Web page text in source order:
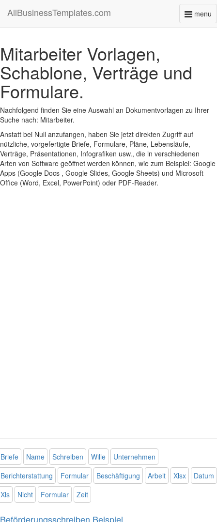
menu
AllBusinessTemplates.com
Mitarbeiter Vorlagen,
Schablone, Verträge und
Formulare.
Nachfolgend finden Sie eine Auswahl an Dokumentvorlagen zu Ihrer
Suche nach: Mitarbeiter.
Anstatt bei Null anzufangen, haben Sie jetzt direkten Zugriff auf
nützliche, vorgefertigte Briefe, Formulare, Pläne, Lebensläufe,
Verträge, Präsentationen, Infografiken usw., die in verschiedenen
Arten von Software geöffnet werden können, wie zum Beispiel: Google
Apps (Google Docs , Google Slides, Google Sheets) und Microsoft
Office (Word, Excel, PowerPoint) oder PDF-Reader.
Briefe Name Schreiben Wille
Unternehmen
Berichterstattung
Formular Beschäftigung Arbeit Xlsx
Datum
Xls
Nicht Formular Zeit
Beförderungsschreiben Beispiel